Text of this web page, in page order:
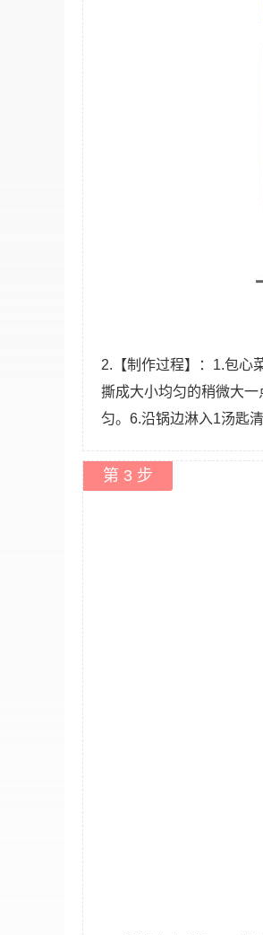
2.【制作过程】：1.包心
撕成大小均匀的稍微大
匀。6.沿锅边淋入1汤匙
第 3 步